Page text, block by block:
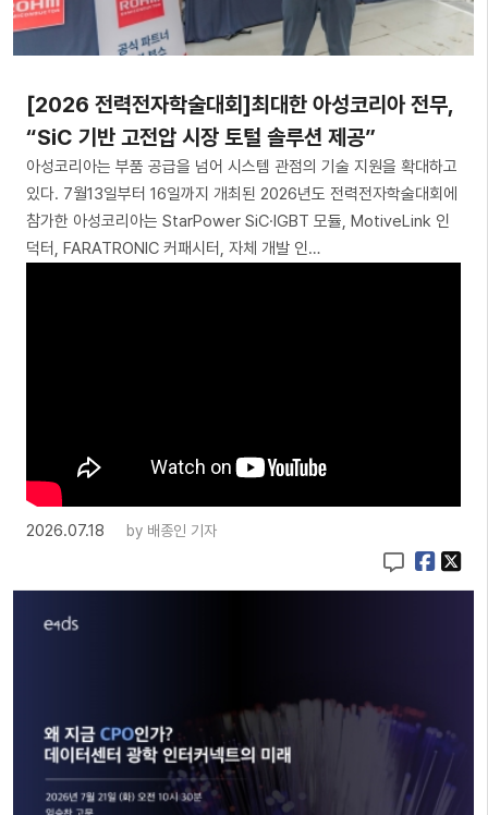
[2026 전력전자학술대회]최대한 아성코리아 전무,
“SiC 기반 고전압 시장 토털 솔루션 제공”
아성코리아는 부품 공급을 넘어 시스템 관점의 기술 지원을 확대하고
있다. 7월13일부터 16일까지 개최된 2026년도 전력전자학술대회에
참가한 아성코리아는 StarPower SiC·IGBT 모듈, MotiveLink 인
덕터, FARATRONIC 커패시터, 자체 개발 인…
2026.07.18 by 배종인 기자